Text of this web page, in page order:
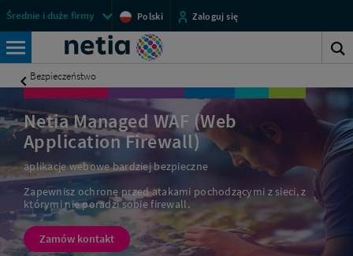
Managed
WAF
(Web
Application
Firewall)
to
jest?
Netia
Menu
przestrzeni
klienckich
Średnie i duże firmy Polski Zaloguj się
Netia
Wyszukiwarka
Bezpieczeństwo
Netia Managed WAF (Web
Application Firewall)
aplikacje webowe bardziej bezpieczne
Zapewnisz ochronę przed atakami pochodzącymi z sieci, z
którymi nie poradzi sobie firewall.
Zamów kontakt